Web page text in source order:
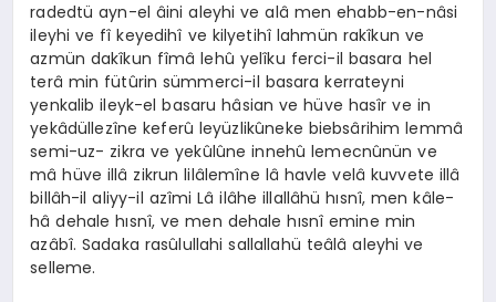
radedtü ayn-el âini aleyhi ve alâ men ehabb-en-nâsi
ileyhi ve fî keyedihî ve kilyetihî lahmün rakîkun ve
azmün dakîkun fîmâ lehû yelîku ferci-il basara hel
terâ min fütûrin sümmerci-il basara kerrateyni
yenkalib ileyk-el basaru hâsian ve hüve hasîr ve in
yekâdüllezîne keferû leyüzlikûneke biebsârihim lemmâ
semi-uz- zikra ve yekûlûne innehû lemecnûnün ve
mâ hüve illâ zikrun lilâlemîne lâ havle velâ kuvvete illâ
billâh-il aliyy-il azîmi Lâ ilâhe illallâhü hısnî, men kâle-
hâ dehale hısnî, ve men dehale hısnî emine min
azâbî. Sadaka rasûlullahi sallallahü teâlâ aleyhi ve
selleme.